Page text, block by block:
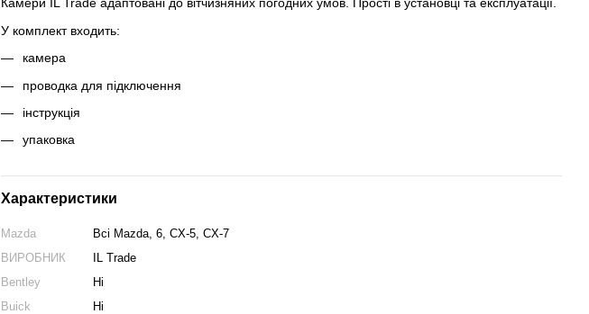
Камери IL Trade адаптовані до вітчизняних погодних умов. Прості в установці та експлуатації.
У комплект входить:
камера
проводка для підключення
інструкція
упаковка
Характеристики
Mazda
Всі Mazda, 6, CX-5, CX-7
ВИРОБНИК
IL Trade
Bentley
Ні
Buick
Ні